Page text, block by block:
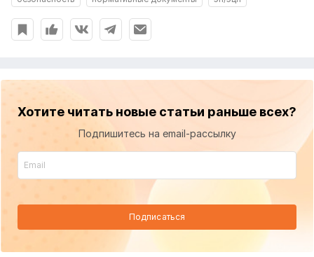
Хотите читать новые статьи раньше всех?
Подпишитесь на email-рассылку
Подписаться